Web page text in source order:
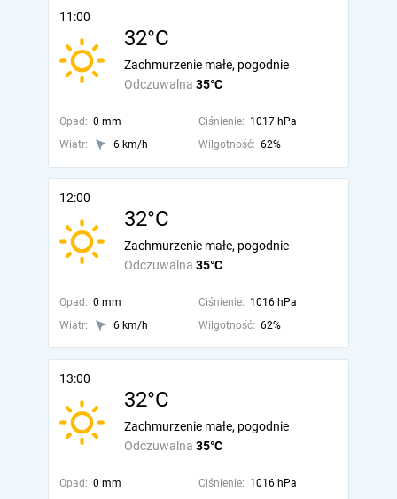
11:00
32°C
Odczuwalna 35°C
Zachmurzenie małe, pogodnie
Opad: 0 mm Ciśnienie: 1017 hPa
Wiatr:
6 km/h Wilgotność: 62%
12:00
32°C
Odczuwalna 35°C
Zachmurzenie małe, pogodnie
Opad: 0 mm Ciśnienie: 1016 hPa
Wiatr:
6 km/h Wilgotność: 62%
13:00
32°C
Odczuwalna 35°C
Zachmurzenie małe, pogodnie
Opad: 0 mm Ciśnienie: 1016 hPa